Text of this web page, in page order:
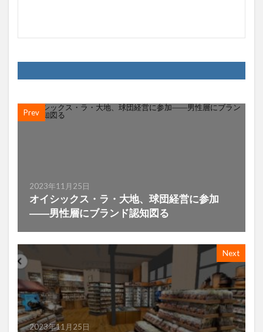
Prev
2023年11月25日
オイシックス・ラ・大地、球団経営に参加
――男性層にブランド認知図る
Next
2023年11月25日